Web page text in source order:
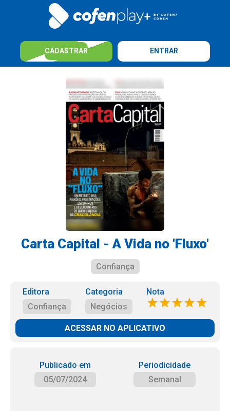
CADASTRAR ENTRAR
Carta Capital - A Vida no 'Fluxo'
Confiança
Editora
Confiança
Categoria
Negócios
Nota
ACESSAR NO APLICATIVO
Publicado em
05/07/2024
Periodicidade
Semanal